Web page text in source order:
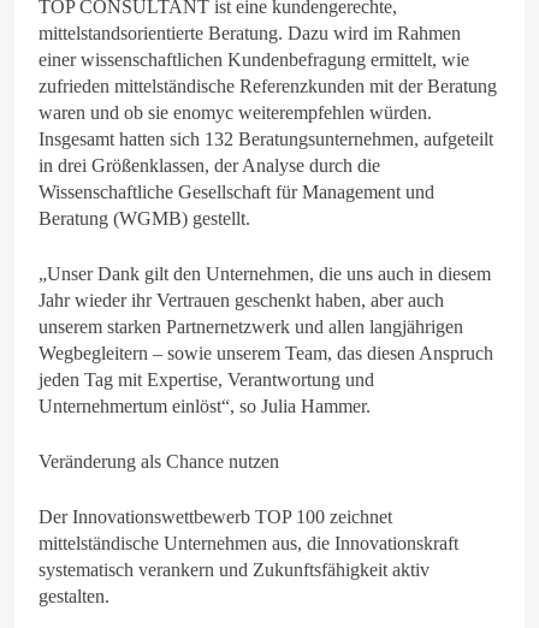
TOP CONSULTANT ist eine kundengerechte,
mittelstandsorientierte Beratung. Dazu wird im Rahmen
einer wissenschaftlichen Kundenbefragung ermittelt, wie
zufrieden mittelständische Referenzkunden mit der Beratung
waren und ob sie enomyc weiterempfehlen würden.
Insgesamt hatten sich 132 Beratungsunternehmen, aufgeteilt
in drei Größenklassen, der Analyse durch die
Wissenschaftliche Gesellschaft für Management und
Beratung (WGMB) gestellt.
„Unser Dank gilt den Unternehmen, die uns auch in diesem
Jahr wieder ihr Vertrauen geschenkt haben, aber auch
unserem starken Partnernetzwerk und allen langjährigen
Wegbegleitern – sowie unserem Team, das diesen Anspruch
jeden Tag mit Expertise, Verantwortung und
Unternehmertum einlöst“, so Julia Hammer.
Veränderung als Chance nutzen
Der Innovationswettbewerb TOP 100 zeichnet
mittelständische Unternehmen aus, die Innovationskraft
systematisch verankern und Zukunftsfähigkeit aktiv
gestalten.